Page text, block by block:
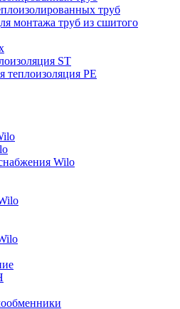
труб
монтажа труб из сшитого
ST
теплоизоляция PE
Wilo